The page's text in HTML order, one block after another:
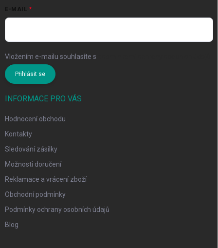
E-MAIL
Vložením e-mailu souhlasíte s
Přihlásit se
INFORMACE PRO VÁS
Hodnocení obchodu
Kontakty
Sledování zásilky
Možnosti doručení
Reklamace a vrácení zboží
Obchodní podmínky
Podmínky ochrany osobních údajů
Blog